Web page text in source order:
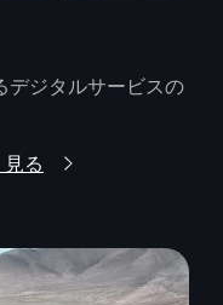
ジタルサービスの
る